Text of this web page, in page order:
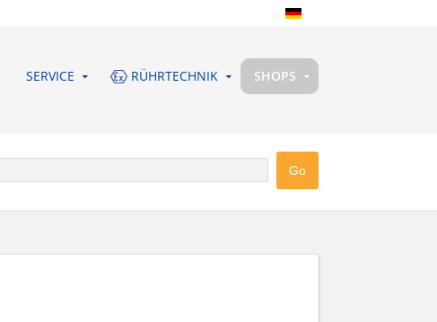
SERVICE RÜHRTECHNIK SHOPS